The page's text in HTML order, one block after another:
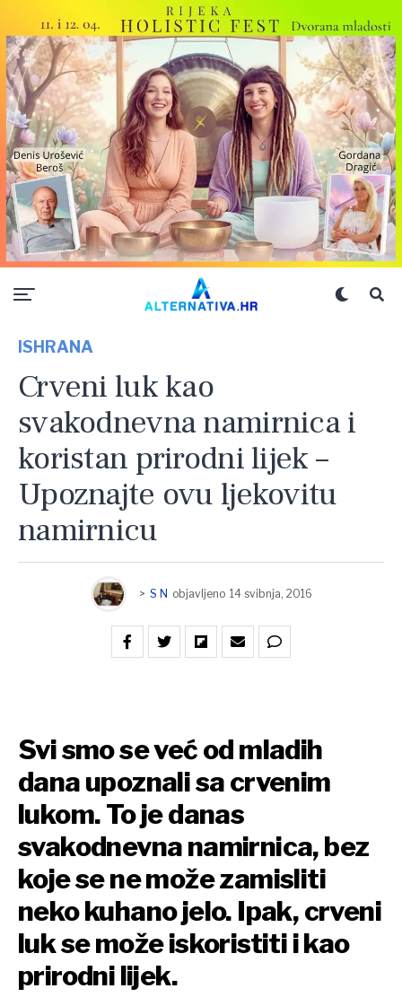
ISHRANA
Crveni luk kao
svakodnevna namirnica i
koristan prirodni lijek –
Upoznajte ovu ljekovitu
namirnicu
> S N objavljeno 14 svibnja, 2016
Svi smo se već od mladih
dana upoznali sa crvenim
lukom. To je danas
svakodnevna namirnica, bez
koje se ne može zamisliti
neko kuhano jelo. Ipak, crveni
luk se može iskoristiti i kao
prirodni lijek.